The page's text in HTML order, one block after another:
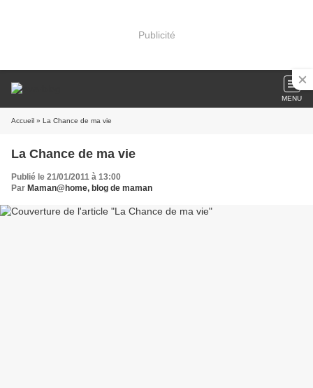
Publicité
MENU
Accueil » La Chance de ma vie
La Chance de ma vie
Publié le 21/01/2011 à 13:00
Par Maman@home, blog de maman